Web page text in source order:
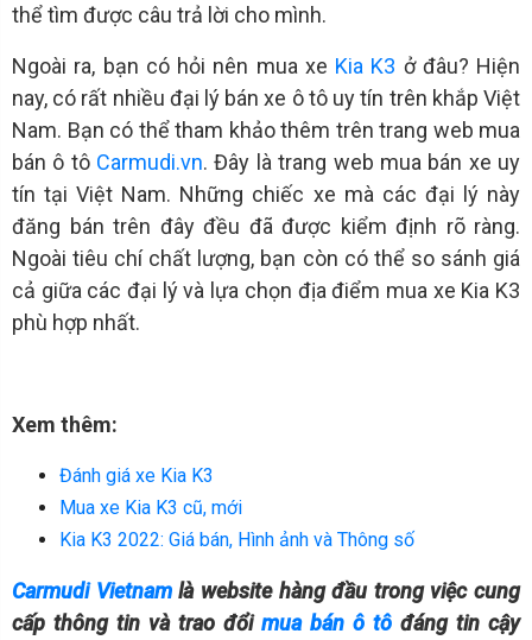
thể tìm được câu trả lời cho mình.
Ngoài ra, bạn có hỏi nên mua xe Kia K3 ở đâu? Hiện
nay, có rất nhiều đại lý bán xe ô tô uy tín trên khắp Việt
Nam. Bạn có thể tham khảo thêm trên trang web mua
bán ô tôCarmudi.vn. Đây là trang web mua bán xe uy
tín tại Việt Nam. Những chiếc xe mà các đại lý này
đăng bán trên đây đều đã được kiểm định rõ ràng.
Ngoài tiêu chí chất lượng, bạn còn có thể so sánh giá
cả giữa các đại lý và lựa chọn địa điểm mua xe Kia K3
phù hợp nhất.
Xem thêm:
Đánh giá xe Kia K3
Mua xe Kia K3 cũ, mới
Kia K3 2022: Giá bán, Hình ảnh và Thông số
Carmudi Vietnamlà website hàng đầu trong việc cung
cấp thông tin và trao đổi mua bán ô tô đáng tin cậy